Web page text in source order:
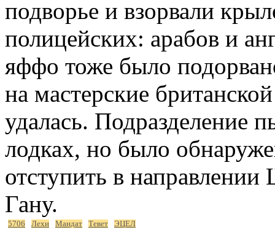
подворье и взорвали
полицейских: арабов и
яффо тоже было
на мастерские
удалась. Подразделение
лодках, но было
отступить в направлении
Гану.
5706 Лехи Мандат Тевет ЭЦЕЛ